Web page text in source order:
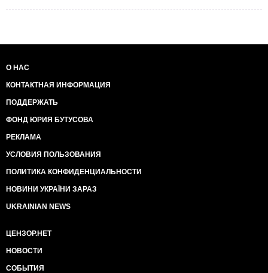
О НАС
КОНТАКТНАЯ ИНФОРМАЦИЯ
ПОДДЕРЖАТЬ
ФОНД ЮРИЯ БУТУСОВА
РЕКЛАМА
УСЛОВИЯ ПОЛЬЗОВАНИЯ
ПОЛИТИКА КОНФИДЕНЦИАЛЬНОСТИ
НОВИНИ УКРАЇНИ ЗАРАЗ
UKRAINIAN NEWS
ЦЕНЗОР.НЕТ
НОВОСТИ
СОБЫТИЯ